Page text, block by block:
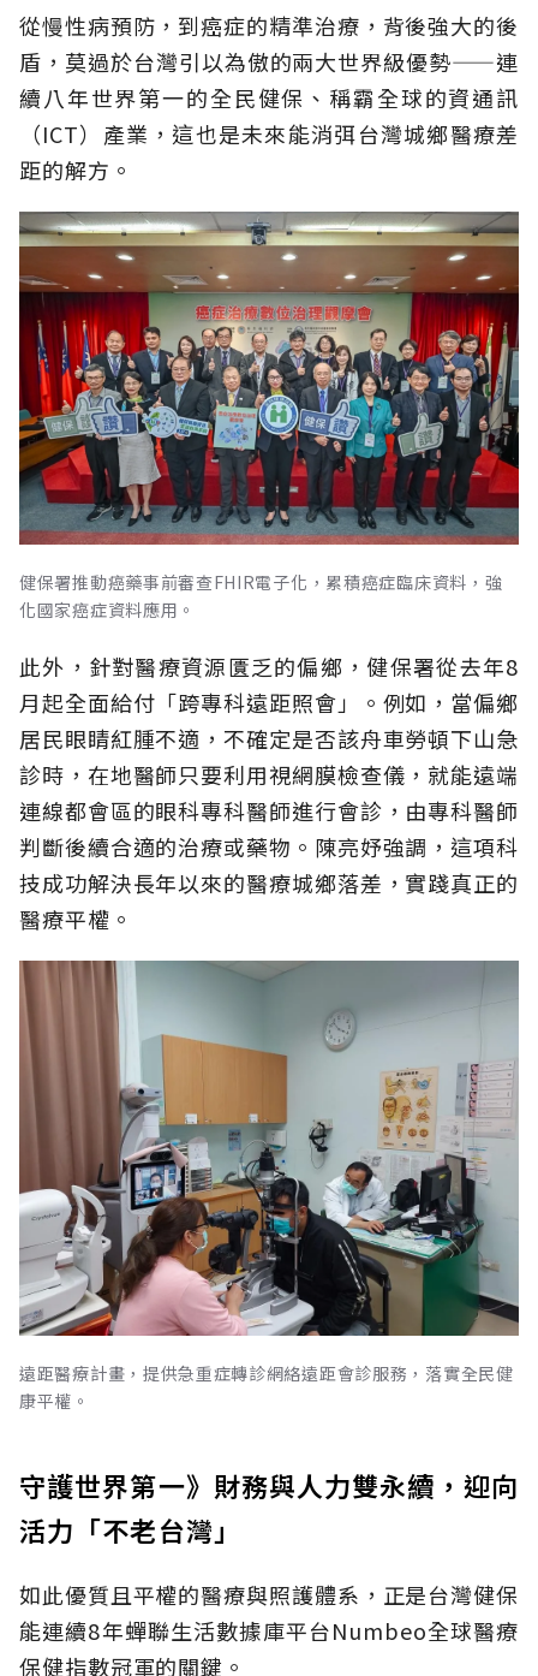
從慢性病預防，到癌症的精準治療，背後強大的後
盾，莫過於台灣引以為傲的兩大世界級優勢——連
續八年世界第一的全民健保、稱霸全球的資通訊
（ICT）產業，這也是未來能消弭台灣城鄉醫療差
距的解方。
健保署推動癌藥事前審查FHIR電子化，累積癌症臨床資料，強
化國家癌症資料應用。
此外，針對醫療資源匱乏的偏鄉，健保署從去年8
月起全面給付「跨專科遠距照會」。例如，當偏鄉
居民眼睛紅腫不適，不確定是否該舟車勞頓下山急
診時，在地醫師只要利用視網膜檢查儀，就能遠端
連線都會區的眼科專科醫師進行會診，由專科醫師
判斷後續合適的治療或藥物。陳亮妤強調，這項科
技成功解決長年以來的醫療城鄉落差，實踐真正的
醫療平權。
遠距醫療計畫，提供急重症轉診網絡遠距會診服務，落實全民健
康平權。
守護世界第一》財務與人力雙永續，迎向
活力「不老台灣」
如此優質且平權的醫療與照護體系，正是台灣健保
能連續8年蟬聯生活數據庫平台Numbeo全球醫療
保健指數冠軍的關鍵。